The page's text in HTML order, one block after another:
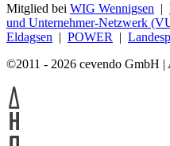
Mitglied bei WIG Wennigsen |
und Unternehmer-Netzwerk
Eldagsen | POWER |
©2011 - 2026 cevendo GmbH |